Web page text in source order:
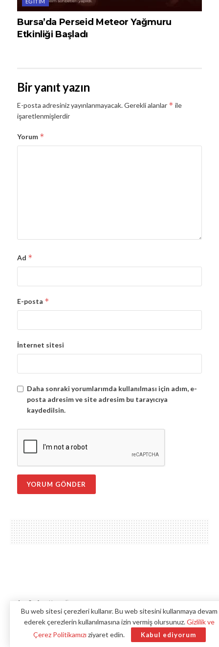
Bursa’da Perseid Meteor Yağmuru
Etkinliği Başladı
Bir yanıt yazın
E-posta adresiniz yayınlanmayacak.Gerekli alanlar * ile
işaretlenmişlerdir
Yorum *
Ad *
E-posta *
İnternet sitesi
Daha sonraki yorumlarımda kullanılması için adım, e-
posta adresim ve site adresim bu tarayıcıya
kaydedilsin.
Ana Sayfa Kocaeli
İzmit’te Otomobil
Bariyerlere Çarptı: 1
Bu web sitesi çerezleri kullanır. Bu web sitesini kullanmaya devam
ederek çerezlerin kullanılmasına izin vermiş olursunuz.Gizlilik ve
Çerez Politikamızı ziyaret edin. Kabul ediyorum